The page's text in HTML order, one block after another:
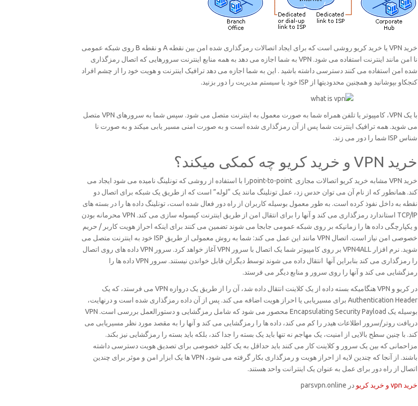
خرید VPN یا خرید کریو روشی است که برای ایجاد اتصالات رمزگذاری شده امن بین نقطه A و نقطه B روی شبکه عمومی
نا امن مانند اینترنت استفاده می شود. VPN به شما اجازه می دهد به همه منابع اینترنت سرورهایی که اتصال رمزگذاری
شده امن استفاده می کنند دسترسی داشته باشید . این به شما اجازه می دهد ترافیک اینترنت و هویت خود را از چشم افراد
کنجکاو بپوشانید و همچنین محدودیتها از ISP خود یا سیستم مدیریت را دور بزنید.
با یک VPN، کامپیوتر یا تلفن همراه شما به صورت معمول به اینترنت متصل می شود. سپس شما به سرورهای VPN متصل
می شوید. همه ترافیک اینترنت شما پس از آن رمزگذاری شده است و به صورت امنی مسیر یابی میکند و به صورت نا
شناس ISP شما را دور می زند.
خرید VPN و خرید کریو چه کمکی میکند؟
خرید VPN مشابه خرید کریو اتصالات مجازی point-to-pointرا با استفاده از روشی که تونلینگ نامیده می شود ایجاد می
کند. همانطور که از نام آن می توان حدس زد، عمل تونلینگ مانند یک “لوله” است که از طریق یک شبکه برای اتصال دو
نقطه به داخل نفوذ کرده است. به طور معمول بوسیله کاربران از راه دور فعال شده است، تونلینگ داده ها را در بسته های
TCP/IP استاندارد رمزگذاری می کند و آنها را برای انتقال امن از طریق اینترنت کپسوله سازی می کند. VPN محرمانه بودن
و یکپارچگی داده ها را زمانیکه بر روی شبکه عمومی جابجا می شوند تضمین می کنند برای اینکه احراز هویت کاربر / حریم
خصوصی امن نیاز است. اتصال VPN مانند این عمل می کند: شما به روش معمولی از طریق ISP خود به اینترنت متصل می
شوید. نرم افزار VPN4ALL بر روی کامپیوتر شما یک اتصال با سرور VPN آغاز خواهد کرد. سرور VPN داده های روی اتصال
را رمزگذاری می کند بنابراین آنها انتقال داده می شوند توسط دیگران قابل خواندن نیستند. سرور VPN داده ها را
رمزگشایی می کند و آنها را روی سرور و منابع دیگر می فرستد.
در کریو و VPN هنگامیکه بسته داده از یک کلاینت انتقال داده شد، آن را از طریق یک دروازه VPN می فرستد، که یک
Authentication Header برای مسیریابی یا احراز هویت اضافه می کند. پس از آن داده رمزگذاری شده است و درنهایت،
بوسیله یک Encapsulating Security Payload محصور می شود که شامل رمزگشایی و دستورالعمل بررسی است. VPN
دریافت روتر/سرور اطلاعات هیدر را کم می کند، داده ها را رمزگشایی می کند و آنها را به مقصد مورد نظر مسیریابی می
کند. با چنین سطح بالایی از امنیت، یک مهاجم نه تنها باید یک بسته را جدا کند، بلکه باید بسته را رمزگشایی نیز بکند.
مزاحمانی که بین یک سرور و کلاینت کار می کنند باید حداقل به یک کلید خصوصی برای تصدیق هویت دسترسی داشته
باشند. از آنجا که چندین لایه از احراز هویت و رمزگذاری بکار گرفته می شود، VPN ها یک ابزار امن و موثر برای چندین
اتصال از راه دور برای عمل به عنوان یک اینترانت واحد هستند.
خرید vpn و خرید کریو در parsvpn.online